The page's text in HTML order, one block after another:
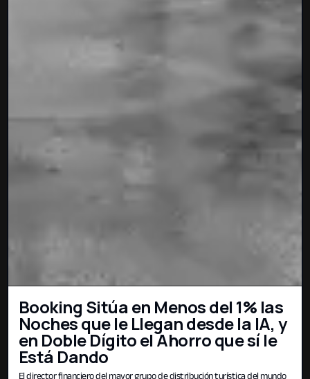
Booking Sitúa en Menos del 1% las
Noches que le Llegan desde la IA, y
en Doble Dígito el Ahorro que sí le
Está Dando
El director financiero del mayor grupo de distribución turística del mundo